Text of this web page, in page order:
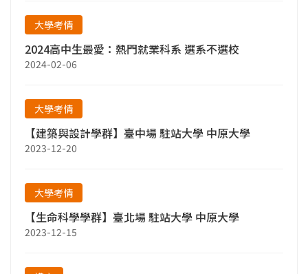
大學考情
2024高中生最愛：熱門就業科系 選系不選校
2024-02-06
大學考情
【建築與設計學群】臺中場 駐站大學 中原大學
2023-12-20
大學考情
【生命科學學群】臺北場 駐站大學 中原大學
2023-12-15